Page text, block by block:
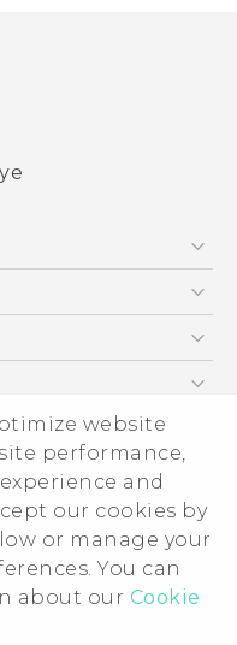
website
performance,
and
our cookies by
or manage your
You can
about our Cookie